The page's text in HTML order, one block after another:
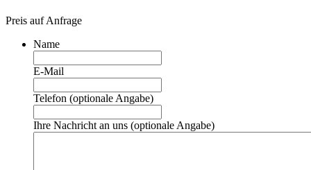
Preis auf Anfrage
Name
E-Mail
Telefon (optionale Angabe)
Ihre Nachricht an uns (optionale Angabe)